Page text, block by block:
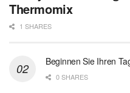
Thermomix
1 SHARES
Beginnen Sie Ihren
0 SHARES